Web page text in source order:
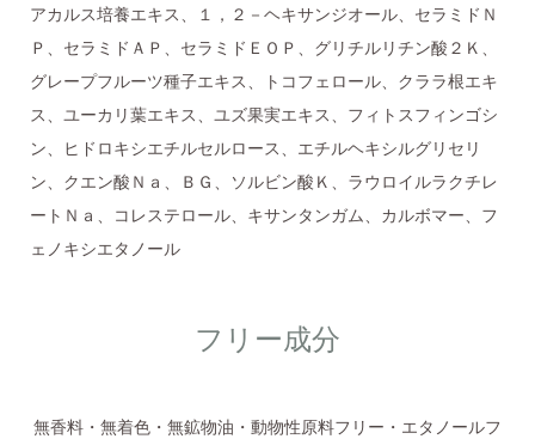
アカルス培養エキス、１，２－ヘキサンジオール、セラミドＮ
Ｐ、セラミドＡＰ、セラミドＥＯＰ、グリチルリチン酸２Ｋ、
グレープフルーツ種子エキス、トコフェロール、クララ根エキ
ス、ユーカリ葉エキス、ユズ果実エキス、フィトスフィンゴシ
ン、ヒドロキシエチルセルロース、エチルヘキシルグリセリ
ン、クエン酸Ｎａ、ＢＧ、ソルビン酸Ｋ、ラウロイルラクチレ
ートＮａ、コレステロール、キサンタンガム、カルボマー、フ
ェノキシエタノール
フリー成分
無香料・無着色・無鉱物油・動物性原料フリー・エタノールフ